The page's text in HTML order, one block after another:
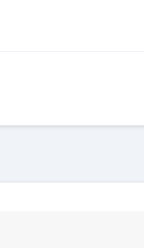
گیرد، برای پیگیری